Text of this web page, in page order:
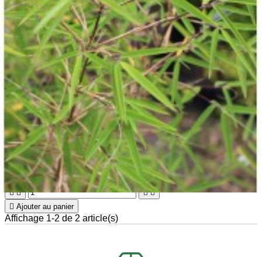
 Aperçu rapide 
Fargesia angustissima
18,50 €
   
 Ajouter au panier
Affichage 1-2 de 2 article(s)